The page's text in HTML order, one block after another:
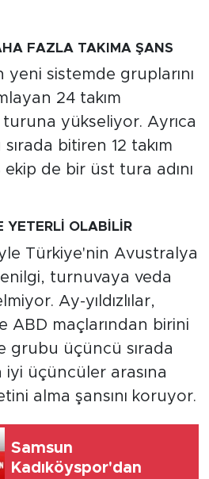
FAZLA TAKIMA ŞANS
sistemde gruplarını
24 takım
yükseliyor. Ayrıca
bitiren 12 takım
de bir üst tura adını
YETERLİ OLABİLİR
Türkiye'nin Avustralya
yenilgi, turnuvaya veda
Ay-yıldızlılar,
ABD maçlarından birini
grubu üçüncü sırada
üçüncüler arasına
alma şansını koruyor.
Samsun
Kadıköyspor'dan